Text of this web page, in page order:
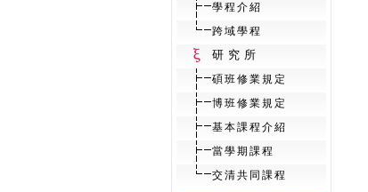
學程介紹
跨域學程
研究所
碩班修業規定
博班修業規定
基本課程介紹
當學期課程
交清共同課程